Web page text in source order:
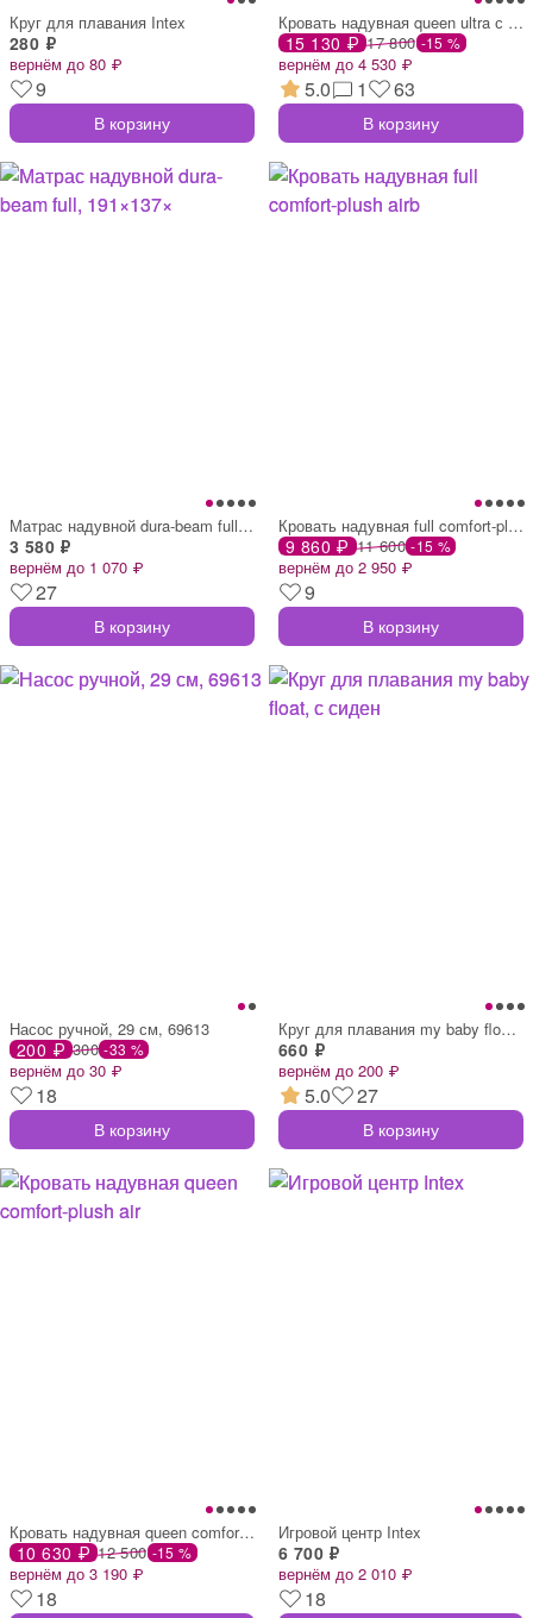
Круг для плавания Intex
280 ₽
вернём до 80 ₽
9
В корзину
Кровать надувная queen ultra с изголовье
15 130 ₽ 17 800 -15 %
вернём до 4 530 ₽
5.0 1 63
В корзину
Матрас надувной dura-beam full, 191×137×
3 580 ₽
вернём до 1 070 ₽
27
В корзину
Кровать надувная full comfort-plush airb
9 860 ₽ 11 600 -15 %
вернём до 2 950 ₽
9
В корзину
Насос ручной, 29 см, 69613
200 ₽ 300 -33 %
вернём до 30 ₽
18
В корзину
Круг для плавания my baby float, с сиден
660 ₽
вернём до 200 ₽
5.0 27
В корзину
Кровать надувная queen comfort-plush air
10 630 ₽ 12 500 -15 %
вернём до 3 190 ₽
18
Игровой центр Intex
6 700 ₽
вернём до 2 010 ₽
18